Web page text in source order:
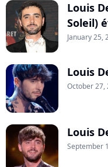
Louis
Soleil)
January 25,
Louis
October 27,
Louis
September